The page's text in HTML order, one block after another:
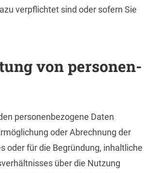
verpflichtet sind oder sofern Sie
von personen­
personen­bezogene Daten
oder Abrechnung der
oder für die Begründung, inhaltliche
über die Nutzung